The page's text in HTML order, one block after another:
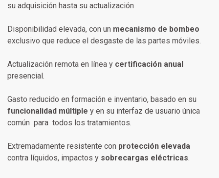
su adquisición hasta su actualización
Disponibilidad elevada, con un mecanismo de bombeo
exclusivo que reduce el desgaste de las partes móviles.
Actualización remota en línea y certificación anual
presencial.
Gasto reducido en formación e inventario, basado en su
funcionalidad múltiple y en su interfaz de usuario única
común para todos los tratamientos.
Extremadamente resistente con protección elevada
contra líquidos, impactos y sobrecargas eléctricas.